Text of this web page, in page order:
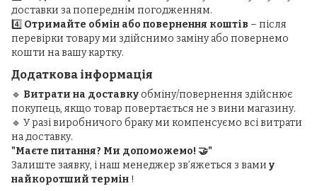
доставки за попереднім погодженням.
4️⃣ Отримайте обмін або повернення коштів – після
перевірки товару ми здійснимо заміну або повернемо
кошти на вашу картку.
Додаткова інформація
🔹 Витрати на доставкуобміну/повернення здійснює
покупець, якщо товар повертається не з вини магазину.
🔹 У разі виробничого браку ми компенсуємо всі витрати
на доставку.
"Маєте питання? Ми допоможемо! 🤝"
Залиште заявку, і наш менеджер зв’яжеться з вами у
найкоротший термін !